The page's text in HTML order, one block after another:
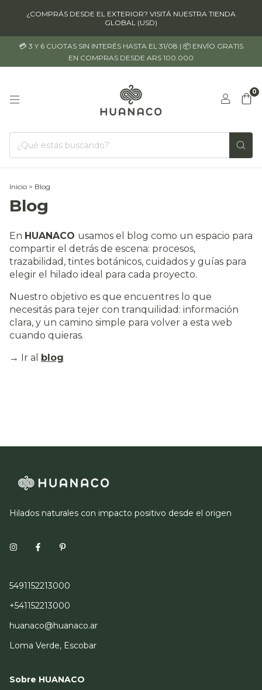
¿COMPRÁS DESDE EL EXTERIOR? VISITÁ NUESTRA TIENDA
GLOBAL (USD)
💳 3 Y 6 CUOTAS SIN INTERÉS HASTA EL 31/08 | 📦 ENVÍO GRATIS
EN COMPRAS DESDE ARS 100.000
0
Inicio > Blog
Blog
En HUANACO usamos el blog como un espacio para
compartir el detrás de escena: procesos,
trazabilidad, tintes botánicos, cuidados y guías para
elegir el hilado ideal para cada proyecto.
Nuestro objetivo es que encuentres lo que
necesitás para tejer con tranquilidad: información
clara, y un camino simple para volver a esta web
cuando quieras.
→ Ir al blog
Hilados naturales con impacto positivo desde el origen
5491152213000
+541152213000
huanaco@huanaco.ar
Loma Verde, Escobar
Sobre HUANACO